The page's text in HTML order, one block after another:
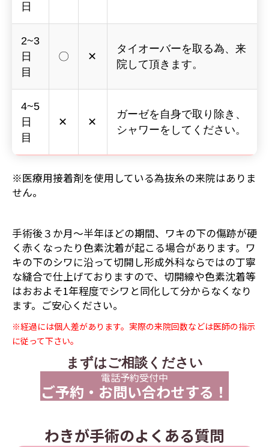
日
2~3
日
目
〇 ✕
タイオーバーを取る為、来
院して頂きます。
4~5
日
目
✕ ✕
ガーゼを自身で取り除き、
シャワーをしてください。
※医療用接着剤を使用している為抜糸の来院はありま
せん。
手術後３か月～半年ほどの期間、ワキの下の傷跡が硬
く赤くなったり色素沈着が起こる場合があります。ワ
キの下のシワに沿って切開し形成外科ならではの丁寧
な縫合で仕上げておりますので、切開線や色素沈着等
はおおよそ1年程度でシワと同化して分からなくなり
ます。ご安心ください。
※経過には個人差があります。実際の来院回数などは医師の指示
に従って下さい。
まずはご相談ください
電話予約受付中
ご予約・お問い合わせする！
わきが手術のよくある質問